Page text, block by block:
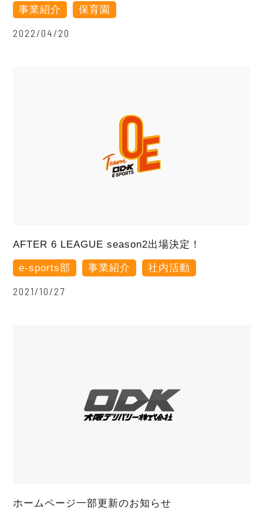
事業紹介 保育園
2022/04/20
AFTER 6 LEAGUE season2出場決定！
e-sports部 事業紹介 社内活動
2021/10/27
ホームページ一部更新のお知らせ